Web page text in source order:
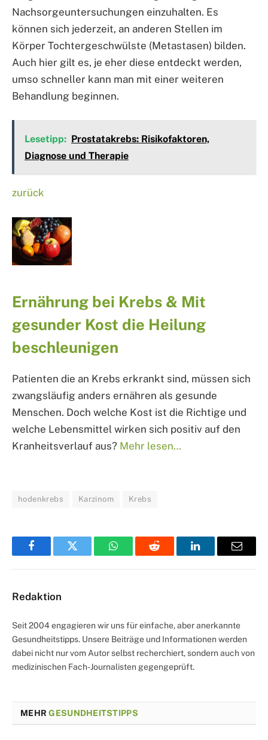
Nachsorgeuntersuchungen einzuhalten. Es
können sich jederzeit, an anderen Stellen im
Körper Tochtergeschwülste (Metastasen) bilden.
Auch hier gilt es, je eher diese entdeckt werden,
umso schneller kann man mit einer weiteren
Behandlung beginnen.
Lesetipp: Prostatakrebs: Risikofaktoren,
Diagnose und Therapie
zurück
Ernährung bei Krebs & Mit
gesunder Kost die Heilung
beschleunigen
Patienten die an Krebs erkrankt sind, müssen sich
zwangsläufig anders ernähren als gesunde
Menschen. Doch welche Kost ist die Richtige und
welche Lebensmittel wirken sich positiv auf den
Kranheitsverlauf aus? Mehr lesen…
hodenkrebs Karzinom Krebs
FacebookTwitter WhatsAppReddit LinkedInEmail
Redaktion
Seit 2004 engagieren wir uns für einfache, aber anerkannte
Gesundheitstipps. Unsere Beiträge und Informationen werden
dabei nicht nur vom Autor selbst recherchiert, sondern auch von
medizinischen Fach-Journalisten gegengeprüft.
MEHRGESUNDHEITSTIPPS